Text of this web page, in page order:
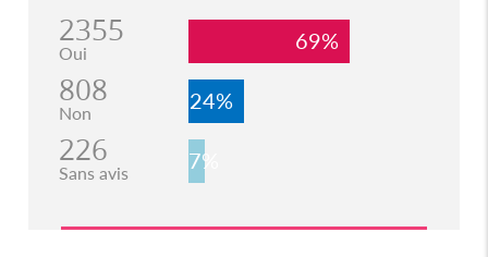
2355
Oui 69%
808
Non 24%
226
Sans avis 7%